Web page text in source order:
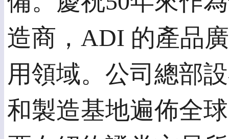
造商，ADI 的產品
用領域。公司總部
和製造基地遍佈全